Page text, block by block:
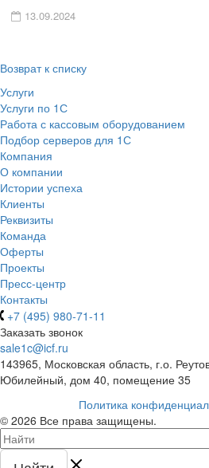
13.09.2024
Возврат к списку
Услуги
Услуги по 1С
Работа с кассовым оборудованием
Подбор серверов для 1С
Компания
О компании
Истории успеха
Клиенты
Реквизиты
Команда
Оферты
Проекты
Пресс-центр
Контакты
+7 (495) 980-71-11
Заказать звонок
sale1c@icf.ru
143965, Московская область, г.о.
Юбилейный, дом 40, помещение 35
Политика
© 2026 Все права защищены.